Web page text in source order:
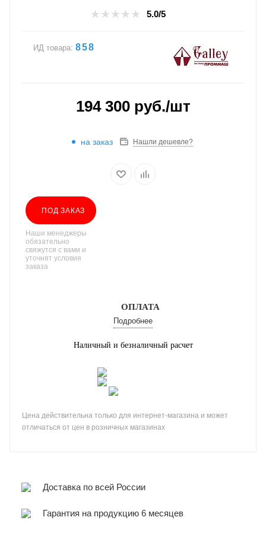
5.0/5
ИД товара: 858
194 300руб./шт
на заказ Нашли дешевле?
ПОД ЗАКАЗ
Наши менеджеры
обязательно
свяжутся с вами и
уточнят условия
заказа
ОПЛАТА
Подробнее
Наличный и безналичный расчет
Цена действительна только для интернет-магазина и может
отличаться от цен в розничных магазинах
Доставка по всей России
Гарантия на продукцию 6 месяцев